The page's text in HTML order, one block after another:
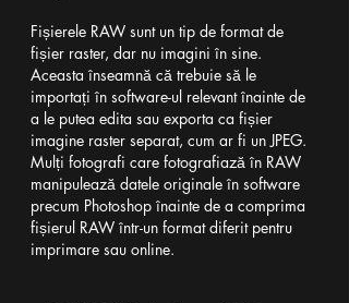
Fișierele RAW sunt un tip de format de
fișier raster, dar nu imagini în sine.
Aceasta înseamnă că trebuie să le
importați în software-ul relevant înainte de
a le putea edita sau exporta ca fișier
imagine raster separat, cum ar fi un JPEG.
Mulți fotografi care fotografiază în RAW
manipulează datele originale în software
precum Photoshop înainte de a comprima
fișierul RAW într-un format diferit pentru
imprimare sau online.